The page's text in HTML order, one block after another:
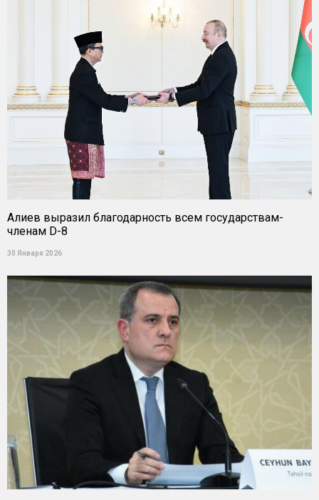
Алиев выразил благодарность всем государствам-
членам D-8
30 Января 2026